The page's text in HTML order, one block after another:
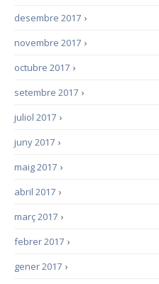
›
desembre 2017
›
novembre 2017
›
octubre 2017
›
setembre 2017
›
juliol 2017
›
juny 2017
›
maig 2017
›
abril 2017
›
març 2017
›
febrer 2017
›
gener 2017